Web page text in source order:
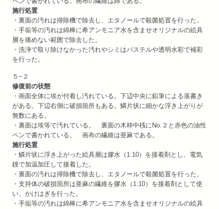
施行処置
・裏面の汚れは掃除機で除去し、エタノールで殺菌処置を行った。
・手垢等の汚れは綿棒に希アンモニア水を含ませオリジナルの絵具
層を痛めない範囲で除去した。
・洗浄で取り除けなかった汚れやシミはパステルや透明水彩で補彩
を行った。
５−２
修復前の状態
・画面全体に埃が付着し汚れている。下辺中央に鉛筆による落書き
がある。下辺右側に破損箇所もある。鱗片状に細かな浮き上がりが
無数にある。
・裏面は埃等で汚れている。 裏面の木枠中桟にNo.２と赤色の油性
ペンで書かれている。 画布の繊維は亜麻である。
施行処置
・鱗片状に浮き上がった絵具層は膠水（1:10）を接着剤とし、電気
鏝で加温加圧して接着した。
・裏面の汚れは掃除機で除去し、エタノールで殺菌処置を行った。
・支持体の破損箇所は亜麻の繊維を膠水（1:10）を接着剤として使
い、かけはぎを行った。
・手垢等の汚れは綿棒に希アンモニア水を含ませオリジナルの絵具